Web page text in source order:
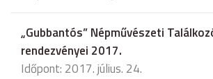
„Gubbantós” Népművészeti
rendezvényei 2017.
Időpont: 2017. július. 24.